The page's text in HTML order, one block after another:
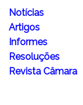
Notícias
Artigos
Informes
Resoluções
Revista Câmara